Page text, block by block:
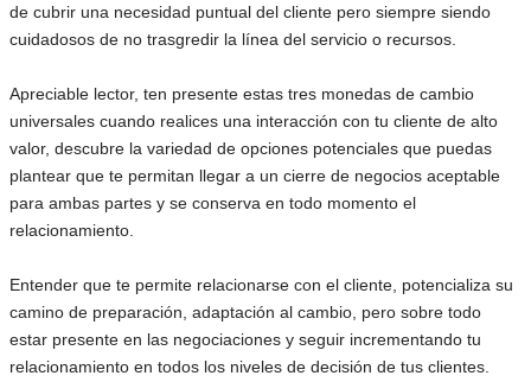
de cubrir una necesidad puntual del cliente pero siempre siendo
cuidadosos de no trasgredir la línea del servicio o recursos.
Apreciable lector, ten presente estas tres monedas de cambio
universales cuando realices una interacción con tu cliente de alto
valor, descubre la variedad de opciones potenciales que puedas
plantear que te permitan llegar a un cierre de negocios aceptable
para ambas partes y se conserva en todo momento el
relacionamiento.
Entender que te permite relacionarse con el cliente, potencializa su
camino de preparación, adaptación al cambio, pero sobre todo
estar presente en las negociaciones y seguir incrementando tu
relacionamiento en todos los niveles de decisión de tus clientes.